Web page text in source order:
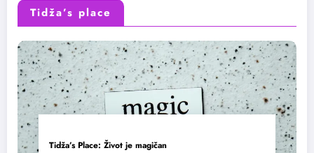
Tidža’s place
Tidža’s Place: Život je magičan